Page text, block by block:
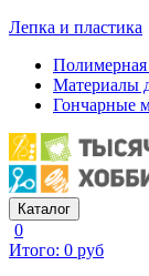
Лепка и пластика
Полимерная
Материалы
Гончарные
Каталог
0
Итого: 0 руб